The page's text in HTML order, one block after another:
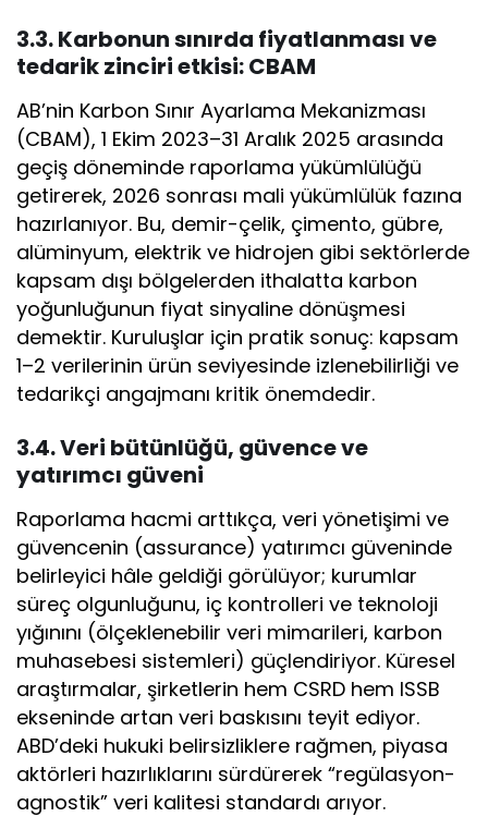
3.3. Karbonun sınırda fiyatlanması ve
tedarik zinciri etkisi: CBAM
AB’nin Karbon Sınır Ayarlama Mekanizması
(CBAM), 1 Ekim 2023–31 Aralık 2025 arasında
geçiş döneminde raporlama yükümlülüğü
getirerek, 2026 sonrası mali yükümlülük fazına
hazırlanıyor. Bu, demir-çelik, çimento, gübre,
alüminyum, elektrik ve hidrojen gibi sektörlerde
kapsam dışı bölgelerden ithalatta karbon
yoğunluğunun fiyat sinyaline dönüşmesi
demektir. Kuruluşlar için pratik sonuç: kapsam
1–2 verilerinin ürün seviyesinde izlenebilirliği ve
tedarikçi angajmanı kritik önemdedir.
3.4. Veri bütünlüğü, güvence ve
yatırımcı güveni
Raporlama hacmi arttıkça, veri yönetişimi ve
güvencenin (assurance) yatırımcı güveninde
belirleyici hâle geldiği görülüyor; kurumlar
süreç olgunluğunu, iç kontrolleri ve teknoloji
yığınını (ölçeklenebilir veri mimarileri, karbon
muhasebesi sistemleri) güçlendiriyor. Küresel
araştırmalar, şirketlerin hem CSRD hem ISSB
ekseninde artan veri baskısını teyit ediyor.
ABD’deki hukuki belirsizliklere rağmen, piyasa
aktörleri hazırlıklarını sürdürerek “regülasyon-
agnostik” veri kalitesi standardı arıyor.